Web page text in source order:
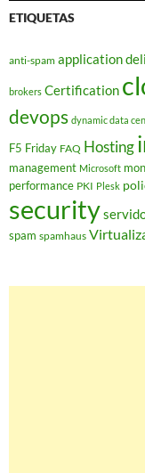
ETIQUETAS
anti-spam application
brokers Certification
devops dynamic data
F5 Friday FAQ Hosting
management Microsoft
performance PKI Plesk
security
spam spamhaus